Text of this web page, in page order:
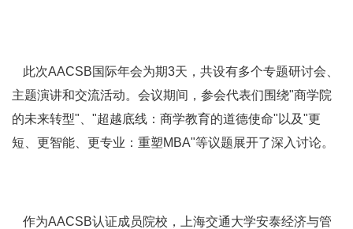
此次AACSB国际年会为期3天，共设有多个专题研讨会、
主题演讲和交流活动。会议期间，参会代表们围绕"商学院
的未来转型"、"超越底线：商学教育的道德使命"以及"更
短、更智能、更专业：重塑MBA"等议题展开了深入讨论。
作为AACSB认证成员院校，上海交通大学安泰经济与管